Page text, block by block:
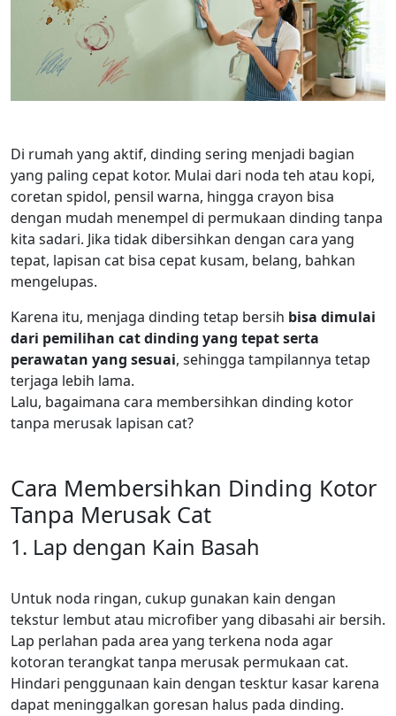
Di rumah yang aktif, dinding sering menjadi bagian
yang paling cepat kotor. Mulai dari noda teh atau kopi,
coretan spidol, pensil warna, hingga crayon bisa
dengan mudah menempel di permukaan dinding tanpa
kita sadari. Jika tidak dibersihkan dengan cara yang
tepat, lapisan cat bisa cepat kusam, belang, bahkan
mengelupas.
Karena itu, menjaga dinding tetap bersih bisa dimulai
dari pemilihan cat dinding yang tepat serta
perawatan yang sesuai, sehingga tampilannya tetap
terjaga lebih lama.
Lalu, bagaimana cara membersihkan dinding kotor
tanpa merusak lapisan cat?
Cara Membersihkan Dinding Kotor
Tanpa Merusak Cat
1. Lap dengan Kain Basah
Untuk noda ringan, cukup gunakan kain dengan
tekstur lembut atau microfiber yang dibasahi air bersih.
Lap perlahan pada area yang terkena noda agar
kotoran terangkat tanpa merusak permukaan cat.
Hindari penggunaan kain dengan tesktur kasar karena
dapat meninggalkan goresan halus pada dinding.